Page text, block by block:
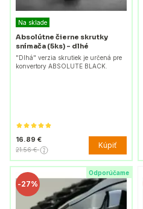
Na sklade
Absolútne čierne skrutky
snímača (5ks) - dlhé
"Dlhá" verzia skrutiek je určená pre
konvertory ABSOLUTE BLACK.
16.89 €
21.56 € Kúpiť
Odporúčame
-27%